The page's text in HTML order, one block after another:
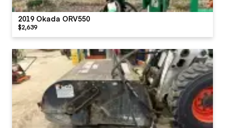
2019 Okada ORV550
$2,639